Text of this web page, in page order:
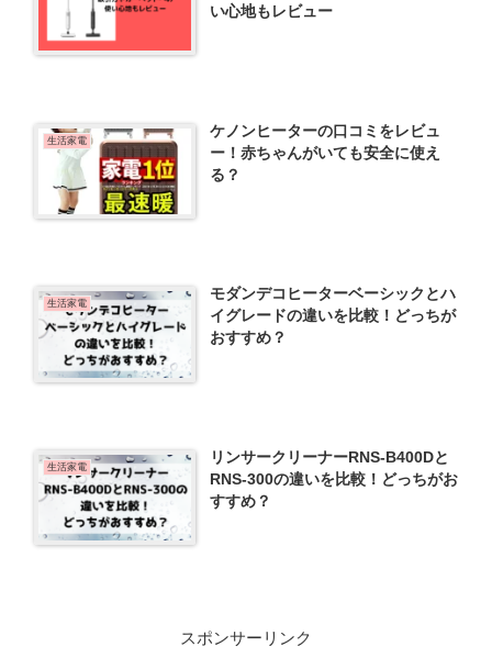
い心地もレビュー
生活家電
ケノンヒーターの口コミをレビュ
ー！赤ちゃんがいても安全に使え
る？
生活家電
モダンデコヒーターベーシックとハ
イグレードの違いを比較！どっちが
おすすめ？
生活家電
リンサークリーナーRNS-B400Dと
RNS-300の違いを比較！どっちがお
すすめ？
スポンサーリンク